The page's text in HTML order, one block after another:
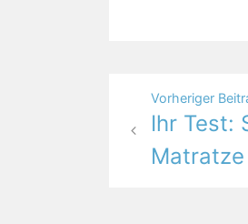
Vorheriger
Ihr Test:
Matratze